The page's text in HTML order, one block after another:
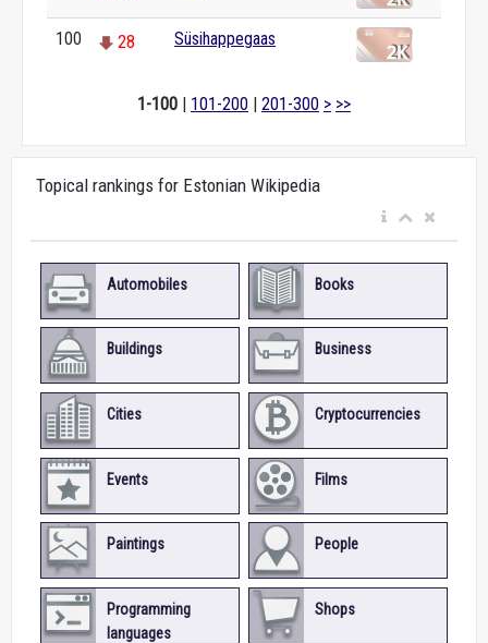
100 28 Süsihappegaas
1-100 | 101-200 | 201-300 > >>
Topical rankings for Estonian Wikipedia
Automobiles Books
Buildings Business
Cities Cryptocurrencies
Events Films
Paintings People
Programming
languages
Shops